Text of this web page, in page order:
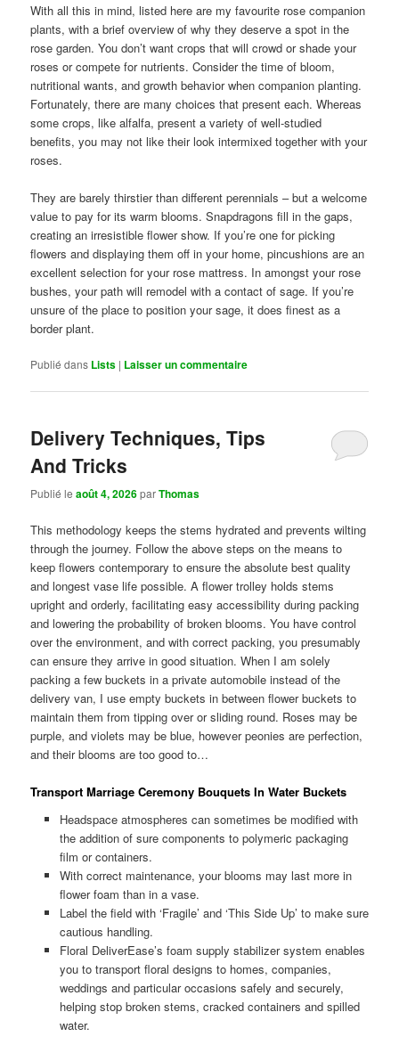
With all this in mind, listed here are my favourite rose companion
plants, with a brief overview of why they deserve a spot in the
rose garden. You don’t want crops that will crowd or shade your
roses or compete for nutrients. Consider the time of bloom,
nutritional wants, and growth behavior when companion planting.
Fortunately, there are many choices that present each. Whereas
some crops, like alfalfa, present a variety of well-studied
benefits, you may not like their look intermixed together with your
roses.
They are barely thirstier than different perennials – but a welcome
value to pay for its warm blooms. Snapdragons fill in the gaps,
creating an irresistible flower show. If you’re one for picking
flowers and displaying them off in your home, pincushions are an
excellent selection for your rose mattress. In amongst your rose
bushes, your path will remodel with a contact of sage. If you’re
unsure of the place to position your sage, it does finest as a
border plant.
Publié dans Lists | Laisser un commentaire
Delivery Techniques, Tips
And Tricks
Publié leaoût 4, 2026parThomas
This methodology keeps the stems hydrated and prevents wilting
through the journey. Follow the above steps on the means to
keep flowers contemporary to ensure the absolute best quality
and longest vase life possible. A flower trolley holds stems
upright and orderly, facilitating easy accessibility during packing
and lowering the probability of broken blooms. You have control
over the environment, and with correct packing, you presumably
can ensure they arrive in good situation. When I am solely
packing a few buckets in a private automobile instead of the
delivery van, I use empty buckets in between flower buckets to
maintain them from tipping over or sliding round. Roses may be
purple, and violets may be blue, however peonies are perfection,
and their blooms are too good to…
Transport Marriage Ceremony Bouquets In Water Buckets
Headspace atmospheres can sometimes be modified with
the addition of sure components to polymeric packaging
film or containers.
With correct maintenance, your blooms may last more in
flower foam than in a vase.
Label the field with ‘Fragile’ and ‘This Side Up’ to make sure
cautious handling.
Floral DeliverEase’s foam supply stabilizer system enables
you to transport floral designs to homes, companies,
weddings and particular occasions safely and securely,
helping stop broken stems, cracked containers and spilled
water.